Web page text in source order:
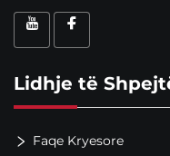
Lidhje të
Faqe Kryesore